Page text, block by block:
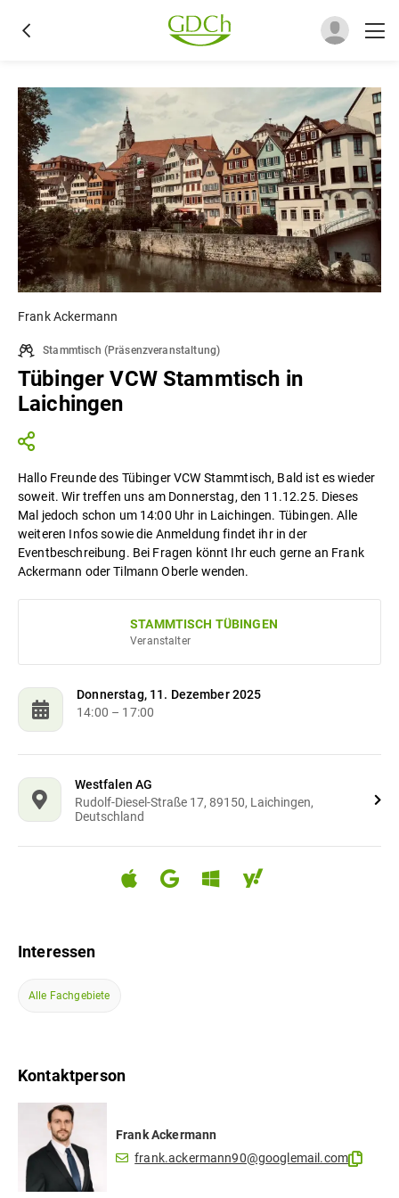
Frank Ackermann
Stammtisch (Präsenzveranstaltung)
Tübinger VCW Stammtisch in
Laichingen
Hallo Freunde des Tübinger VCW Stammtisch, Bald ist es wieder
soweit. Wir treffen uns am Donnerstag, den 11.12.25. Dieses
Mal jedoch schon um 14:00 Uhr in Laichingen. Tübingen. Alle
weiteren Infos sowie die Anmeldung findet ihr in der
Eventbeschreibung. Bei Fragen könnt Ihr euch gerne an Frank
Ackermann oder Tilmann Oberle wenden.
Veranstalter
STAMMTISCH TÜBINGEN
Donnerstag, 11. Dezember 2025
14:00 – 17:00
Westfalen AG
Rudolf-Diesel-Straße 17, 89150, Laichingen,
Deutschland
Interessen
Alle Fachgebiete
Kontaktperson
Frank Ackermann
frank.ackermann90@googlemail.com